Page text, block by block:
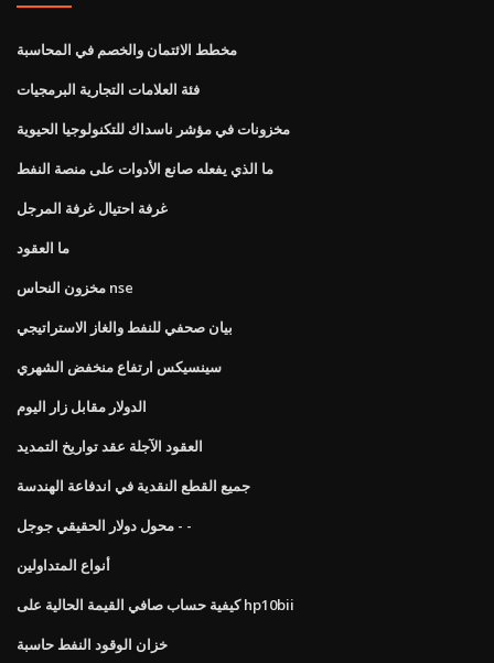
مخطط الائتمان والخصم في المحاسبة
فئة العلامات التجارية البرمجيات
مخزونات في مؤشر ناسداك للتكنولوجيا الحيوية
ما الذي يفعله صانع الأدوات على منصة النفط
غرفة احتيال غرفة المرجل
ما العقود
مخزون النحاس nse
بيان صحفي للنفط والغاز الاستراتيجي
سينسيكس ارتفاع منخفض الشهري
الدولار مقابل زار اليوم
العقود الآجلة عقد تواريخ التمديد
جميع القطع النقدية في اندفاعة الهندسة
محول دولار الحقيقي جوجل - -
أنواع المتداولين
كيفية حساب صافي القيمة الحالية على hp10bii
خزان الوقود النفط حاسبة